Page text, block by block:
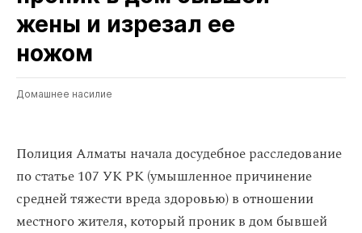
жены и изрезал ее
ножом
Домашнее насилие
Полиция Алматы начала досудебное расследование
по статье 107 УК РК (умышленное причинение
средней тяжести вреда здоровью) в отношении
местного жителя, который проник в дом бывшей